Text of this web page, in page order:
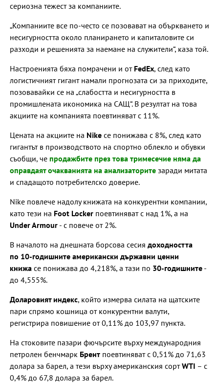
сериозна тежест за компаниите.
„Компаниите все по-често се позовават на объркването и
несигурността около планирането и капиталовите си
разходи и решенията за наемане на служители“, каза той.
Настроенията бяха помрачени и от FedEx, след като
логистичният гигант намали прогнозата си за приходите,
позовавайки се на „слабостта и несигурността в
промишлената икономика на САЩ“. В резултат на това
акциите на компанията поевтиняват с 11%.
Цената на акциите на Nike се понижава с 8%, след като
гигантът в производството на спортно облекло и обувки
съобщи, че продажбите през това тримесечие няма да
оправдаят очакванията на анализаторите заради митата
и спадащото потребителско доверие.
Nike повлече надолу книжата на конкурентни компании,
като тези на Foot Locker поевтиняват с над 1%, а на
Under Armour - с повече от 2%.
В началото на днешната борсова сесия доходността
по 10-годишните американски държавни ценни
книжа се понижава до 4,218%, а тази по 30-годишните -
до 4,555%.
Доларовият индекс, който измерва силата на щатските
пари спрямо кошница от конкурентни валути,
регистрира повишение от 0,11% до 103,97 пункта.
На стоковите пазари фючърсите върху международния
петролен бенчмарк Брент поевтиняват с 0,51% до 71,63
долара за барел, а тези върху американския сортWTI – с
0,4% до 67,8 долара за барел.